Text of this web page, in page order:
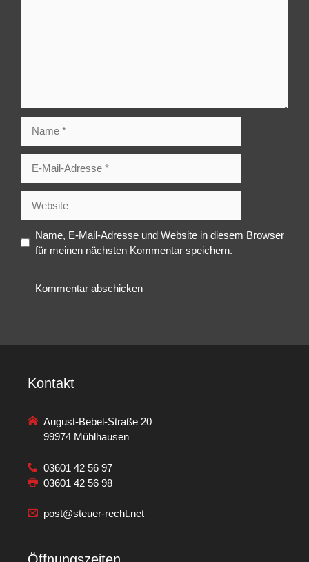
Mail-
Adresse
Name, E-Mail-Adresse und Website in diesem Browser
für meinen nächsten Kommentar speichern.
Kontakt
August-Bebel-Straße 20
99974 Mühlhausen
03601 42 56 97
03601 42 56 98
post@steuer-recht.net